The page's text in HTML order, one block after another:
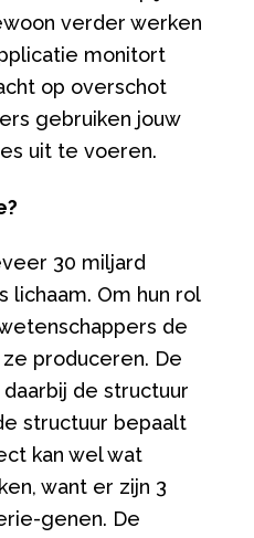
verder werken
monitort
op overschot
gebruiken jouw
uit te voeren.
30 miljard
lichaam. Om hun rol
de
produceren. De
de structuur
structuur bepaalt
kan wel wat
want er zijn 3
genen. De